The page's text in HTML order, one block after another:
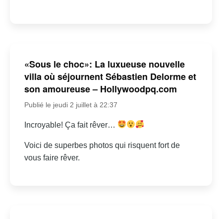
«Sous le choc»: La luxueuse nouvelle
villa où séjournent Sébastien Delorme et
son amoureuse – Hollywoodpq.com
Publié le jeudi 2 juillet à 22:37
Incroyable! Ça fait rêver…
Voici de superbes photos qui risquent fort de
vous faire rêver.